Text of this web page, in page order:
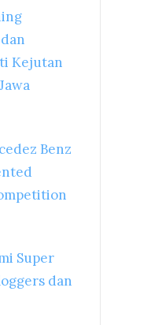
Kejutan
Benz
Super
dan